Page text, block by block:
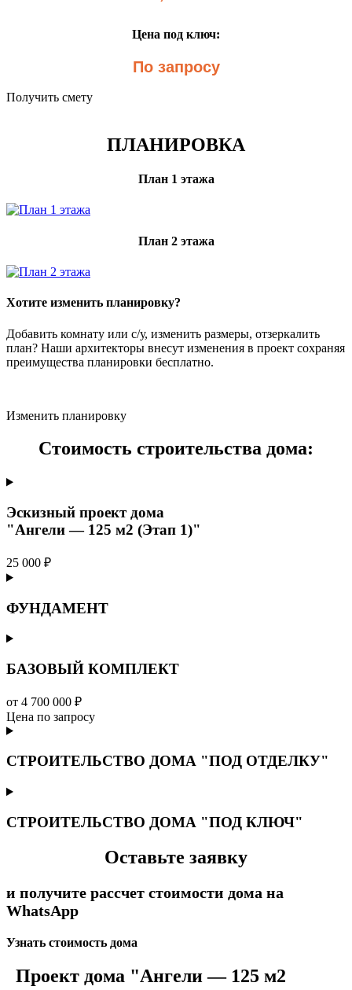
Цена под ключ:
По запросу
Получить смету
ПЛАНИРОВКА
План 1 этажа
План 2 этажа
Хотите изменить планировку?
Добавить комнату или с/у, изменить размеры, отзеркалить
план? Наши архитекторы внесут изменения в проект сохраняя
преимущества планировки бесплатно.
Изменить планировку
Стоимость строительства дома:
Эскизный проект дома
"Ангели — 125 м2 (Этап 1)"
25 000 ₽
ФУНДАМЕНТ
БАЗОВЫЙ КОМПЛЕКТ
от 4 700 000 ₽
Цена по запросу
СТРОИТЕЛЬСТВО ДОМА "ПОД ОТДЕЛКУ"
СТРОИТЕЛЬСТВО ДОМА "ПОД КЛЮЧ"
Оставьте заявку
и получите рассчет стоимости дома на
WhatsApp
Узнать стоимость дома
Проект дома "Ангели — 125 м2